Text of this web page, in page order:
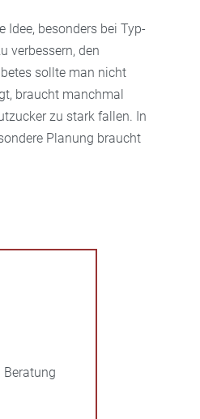
besonders bei Typ-
verbessern, den
sollte man nicht
braucht manchmal
zu stark fallen. In
Planung braucht
Beratung